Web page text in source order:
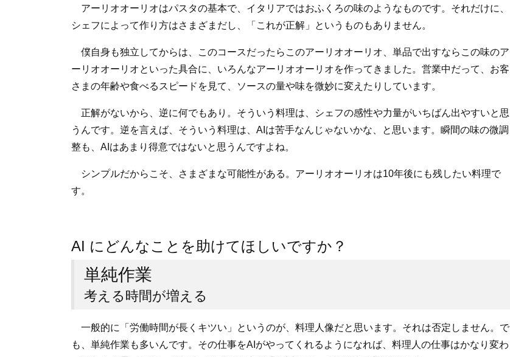
アーリオオーリオはパスタの基本で、イタリアではおふくろの味のようなものです。それだけに、
シェフによって作り方はさまざまだし、「これが正解」というものもありません。
僕自身も独立してからは、このコースだったらこのアーリオオーリオ、単品で出すならこの味のア
ーリオオーリオといった具合に、いろんなアーリオオーリオを作ってきました。営業中だって、お客
さまの年齢や食べるスピードを見て、ソースの量や味を微妙に変えたりしています。
正解がないから、逆に何でもあり。そういう料理は、シェフの感性や力量がいちばん出やすいと思
うんです。逆を言えば、そういう料理は、AIは苦手なんじゃないかな、と思います。瞬間の味の微調
整も、AIはあまり得意ではないと思うんですよね。
シンプルだからこそ、さまざまな可能性がある。アーリオオーリオは10年後にも残したい料理で
す。
AI にどんなことを助けてほしいですか？
単純作業
考える時間が増える
一般的に「労働時間が長くキツい」というのが、料理人像だと思います。それは否定しません。で
も、単純作業も多いんです。その仕事をAIがやってくれるようになれば、料理人の仕事はかなり変わ